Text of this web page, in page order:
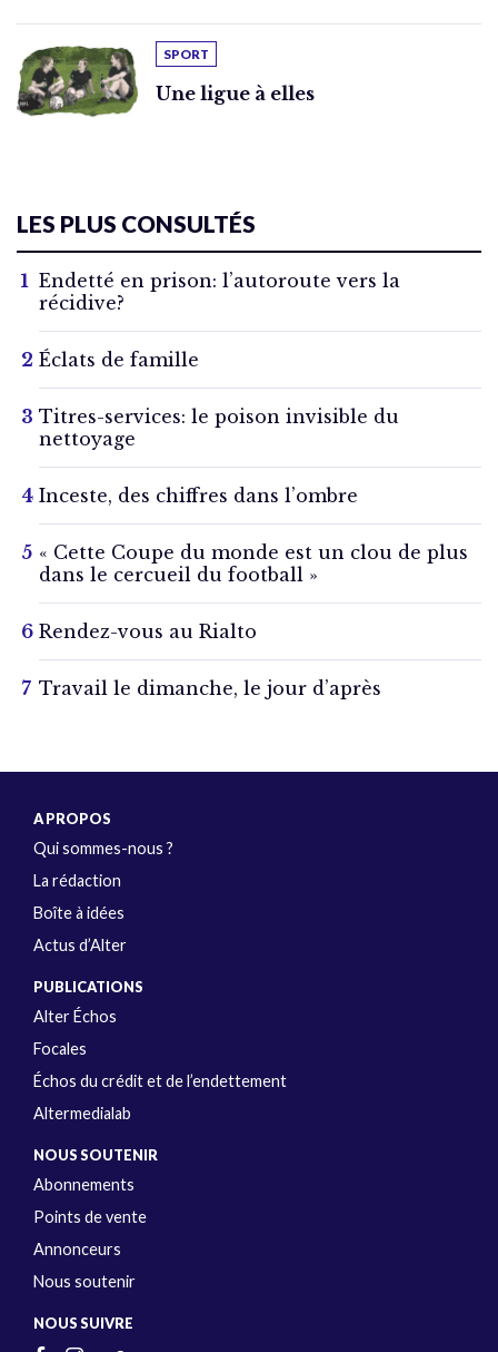
SPORT
Une ligue à elles
LES PLUS CONSULTÉS
Endetté en prison: l’autoroute vers la
récidive?
Éclats de famille
Titres-services: le poison invisible du
nettoyage
Inceste, des chiffres dans l’ombre
« Cette Coupe du monde est un clou de plus
dans le cercueil du football »
Rendez-vous au Rialto
Travail le dimanche, le jour d’après
A PROPOS
Qui sommes-nous ?
La rédaction
Boîte à idées
Actus d’Alter
PUBLICATIONS
Alter Échos
Focales
Échos du crédit et de l’endettement
Altermedialab
NOUS SOUTENIR
Abonnements
Points de vente
Annonceurs
Nous soutenir
NOUS SUIVRE